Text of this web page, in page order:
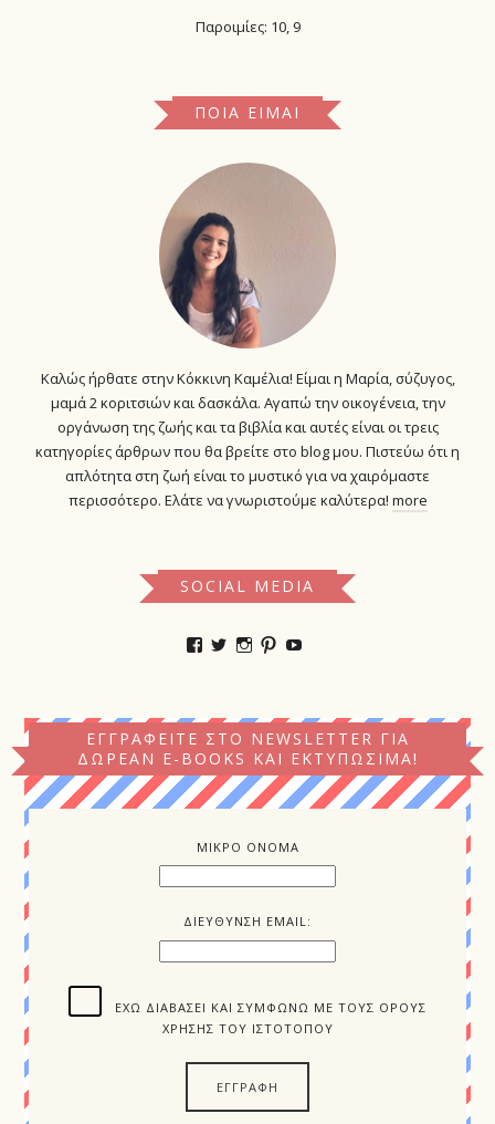
Παροιμίες: 10, 9
ΠΟΙΑ ΕΊΜΑΙ
Καλώς ήρθατε στην Κόκκινη Καμέλια! Είμαι η Μαρία, σύζυγος,
μαμά 2 κοριτσιών και δασκάλα. Αγαπώ την οικογένεια, την
οργάνωση της ζωής και τα βιβλία και αυτές είναι οι τρεις
κατηγορίες άρθρων που θα βρείτε στο blog μου. Πιστεύω ότι η
απλότητα στη ζωή είναι το μυστικό για να χαιρόμαστε
περισσότερο. Ελάτε να γνωριστούμε καλύτερα! more
SOCIAL MEDIA
Προβολή
στο
Facebook
Προβολή
στο
Twitter
Προβολή
στο
Instagram
Προβολή
στο
Pinterest
YouTube
ΕΓΓΡΑΦΕΊΤΕ ΣΤΟ NEWSLETTER ΓΙΑ
ΔΩΡΕΆΝ E-BOOKS ΚΑΙ ΕΚΤΥΠΏΣΙΜΑ!
ΜΙΚΡΟ ΟΝΟΜΑ
ΔΙΕΥΘΥΝΣΗ EMAIL:
ΈΧΩ ΔΙΑΒΆΣΕΙ ΚΑΙ ΣΥΜΦΩΝΏ ΜΕ ΤΟΥΣ ΌΡΟΥΣ
ΧΡΉΣΗΣ ΤΟΥ ΙΣΤΌΤΟΠΟΥ